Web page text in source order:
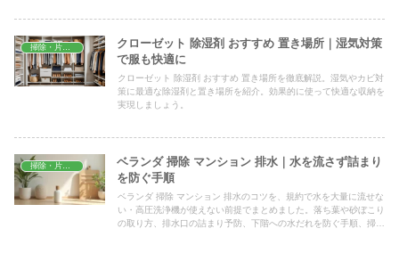
掃除・片付け
クローゼット 除湿剤 おすすめ 置き場所｜湿気対策
で服も快適に
クローゼット 除湿剤 おすすめ 置き場所を徹底解説。湿気やカビ対
策に最適な除湿剤と置き場所を紹介。効果的に使って快適な収納を
実現しましょう。
掃除・片付け
ベランダ 掃除 マンション 排水｜水を流さず詰まり
を防ぐ手順
ベランダ 掃除 マンション 排水のコツを、規約で水を大量に流せな
い・高圧洗浄機が使えない前提でまとめました。落ち葉や砂ぼこり
の取り方、排水口の詰まり予防、下階への水だれを防ぐ手順、掃除